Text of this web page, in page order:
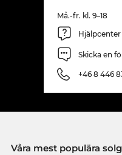
Må.-fr. kl. 9–18
Hjälpcenter
Skicka en
+46 8 446
Våra mest populära